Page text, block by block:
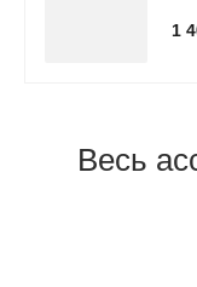
1
Весь